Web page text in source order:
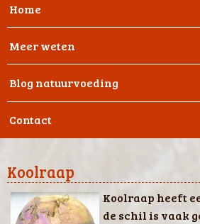
Home
Meer weten
Blog natuurvoeding
Contact
Koolraap
Koolraap heeft
de schil is vaak